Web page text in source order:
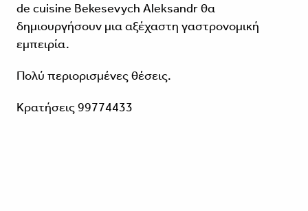
de cuisine Bekesevych Aleksandr θα
δημιουργήσουν μια αξέχαστη γαστρονομική
εμπειρία.
Πολύ περιορισμένες θέσεις.
Κρατήσεις 99774433